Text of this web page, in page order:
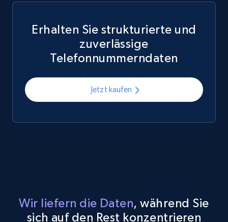
Erhalten Sie strukturierte und
zuverlässige
Telefonnummerndaten
Jetzt kaufen
Wir liefern die Daten, während Sie
sich auf den Rest konzentrieren